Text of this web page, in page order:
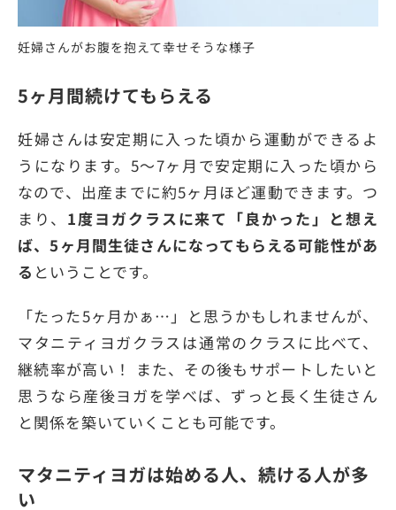
妊婦さんがお腹を抱えて幸せそうな様子
5ヶ月間続けてもらえる
妊婦さんは安定期に入った頃から運動ができるよ
うになります。5〜7ヶ月で安定期に入った頃から
なので、出産までに約5ヶ月ほど運動できます。つ
まり、 1度ヨガクラスに来て「良かった」と想え
ば、5ヶ月間生徒さんになってもらえる可能性があ
る ということです。
「たった5ヶ月かぁ…」と思うかもしれませんが、
マタニティヨガクラスは通常のクラスに比べて、
継続率が高い！ また、その後もサポートしたいと
思うなら産後ヨガを学べば、ずっと長く生徒さん
と関係を築いていくことも可能です。
マタニティヨガは始める人、続ける人が多
い